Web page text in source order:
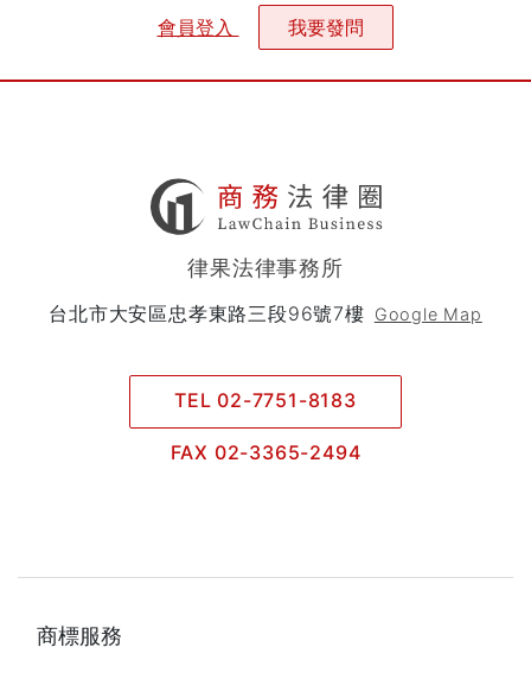
會員登入 我要發問
律果法律事務所
台北市大安區忠孝東路三段96號7樓 Google Map
TEL 02-7751-8183
FAX 02-3365-2494
商標服務